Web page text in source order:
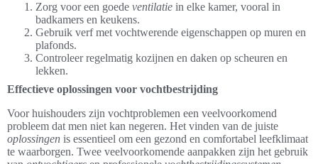
Zorg voor een goede ventilatie in elke kamer, vooral in
badkamers en keukens.
Gebruik verf met vochtwerende eigenschappen op muren en
plafonds.
Controleer regelmatig kozijnen en daken op scheuren en
lekken.
Effectieve oplossingen voor vochtbestrijding
Voor huishouders zijn vochtproblemen een veelvoorkomend
probleem dat men niet kan negeren. Het vinden van de juiste
oplossingen is essentieel om een gezond en comfortabel leefklimaat
te waarborgen. Twee veelvoorkomende aanpakken zijn het gebruik